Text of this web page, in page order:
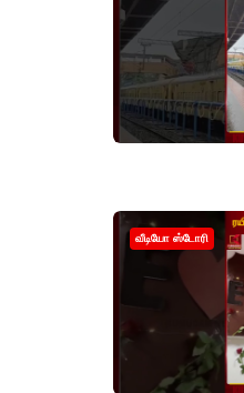
வீடியோ ஸ்டோரி